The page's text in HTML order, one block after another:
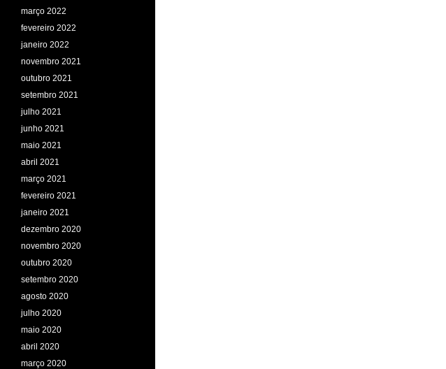
março 2022
fevereiro 2022
janeiro 2022
novembro 2021
outubro 2021
setembro 2021
julho 2021
junho 2021
maio 2021
abril 2021
março 2021
fevereiro 2021
janeiro 2021
dezembro 2020
novembro 2020
outubro 2020
setembro 2020
agosto 2020
julho 2020
maio 2020
abril 2020
março 2020